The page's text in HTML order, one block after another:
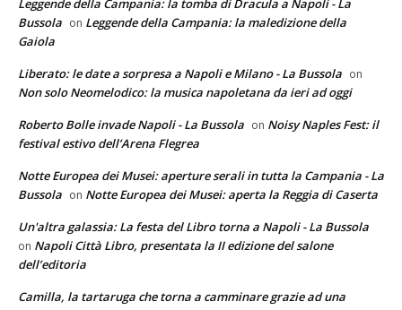
Leggende della Campania: la tomba di Dracula a Napoli - La
Bussola on Leggende della Campania: la maledizione della
Gaiola
Liberato: le date a sorpresa a Napoli e Milano - La Bussola on
Non solo Neomelodico: la musica napoletana da ieri ad oggi
Roberto Bolle invade Napoli - La Bussola on Noisy Naples Fest: il
festival estivo dell’Arena Flegrea
Notte Europea dei Musei: aperture serali in tutta la Campania - La
Bussola on Notte Europea dei Musei: aperta la Reggia di Caserta
Un'altra galassia: La festa del Libro torna a Napoli - La Bussola
on Napoli Città Libro, presentata la II edizione del salone
dell’editoria
Camilla, la tartaruga che torna a camminare grazie ad una